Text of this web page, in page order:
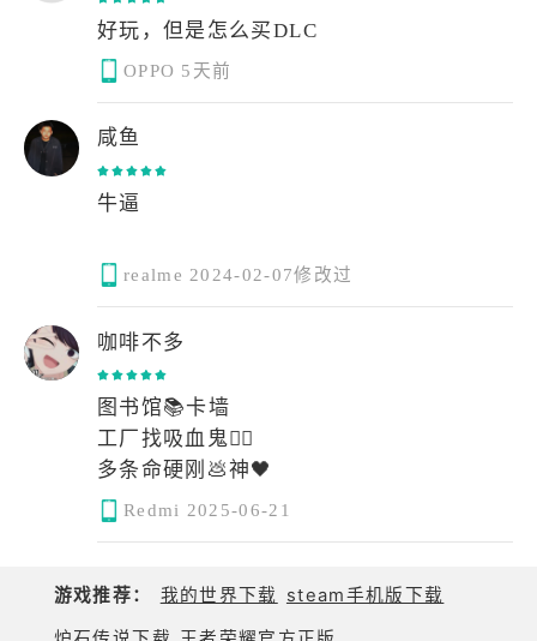
好玩，但是怎么买DLC
OPPO 5天前
咸鱼
牛逼
realme 2024-02-07修改过
咖啡不多
图书馆📚卡墙
工厂找吸血鬼🧛‍♂️
多条命硬刚💩神🖤
Redmi 2025-06-21
游戏推荐： 我的世界下载 steam手机版下载